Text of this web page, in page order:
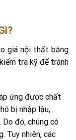
giá nội thất bằng
tra kỹ để tránh
ứng được chất
bị nhập lậu,
đó, chúng có
Tuy nhiên, các